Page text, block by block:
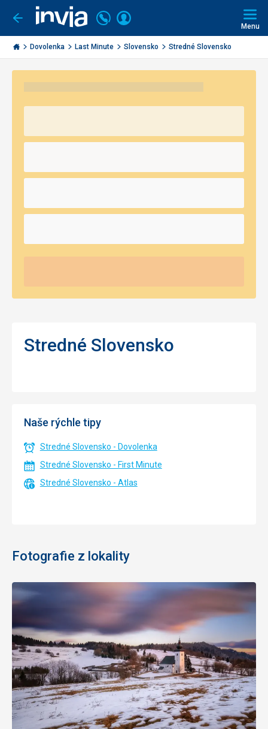
Ísť
späť
Invia.sk
Volajte
+421
2
3221
Prihlásiť
Menu
Dovolenka Last Minute Slovensko Stredné Slovensko
Stredné Slovensko
Naše rýchle tipy
Stredné Slovensko - Dovolenka
Stredné Slovensko - First Minute
Stredné Slovensko - Atlas
Fotografie z lokality